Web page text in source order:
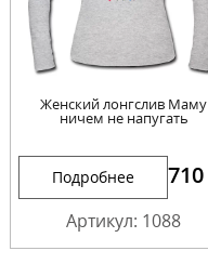
Женский лонгслив Маму
ничем не напугать
Подробнее 710
Артикул: 1088